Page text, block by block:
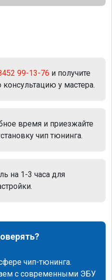
99-13-76 и получите
у мастера.
время и приезжайте
чип тюнинга.
на 1-3 часа для
чип-тюнинга.
с современными ЭБУ